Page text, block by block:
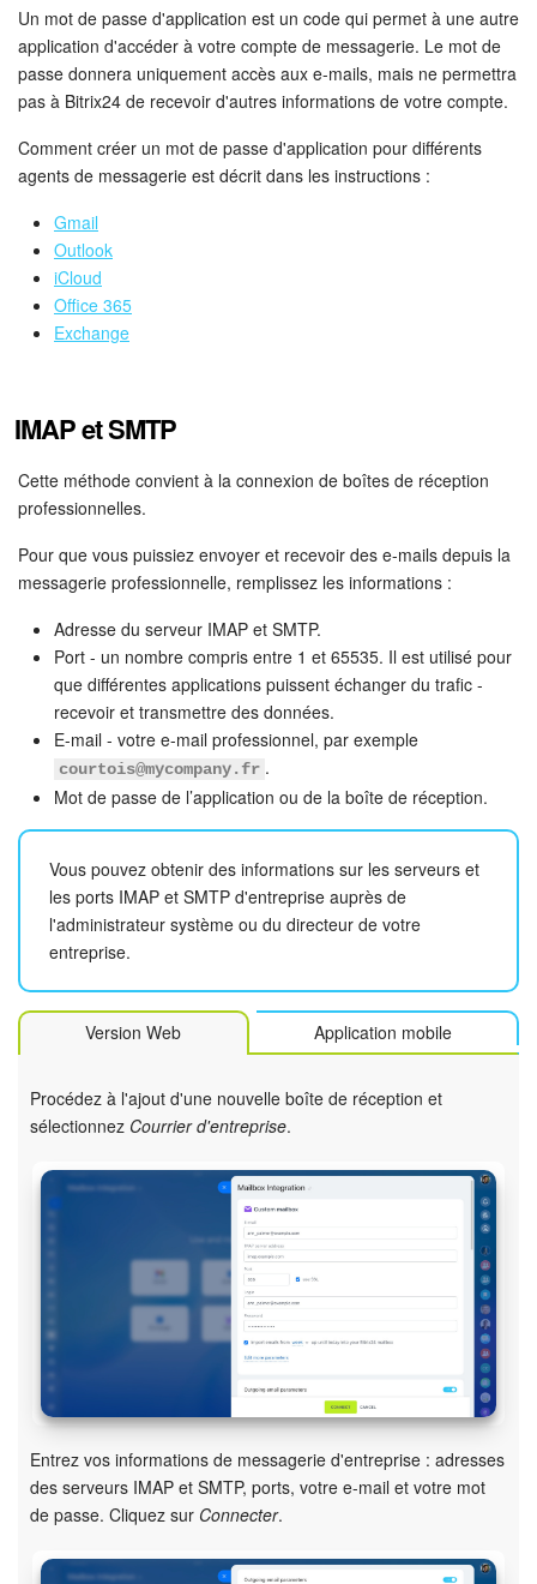
Un mot de passe d'application est un code qui permet à une autre
application d'accéder à votre compte de messagerie. Le mot de
passe donnera uniquement accès aux e-mails, mais ne permettra
pas à Bitrix24 de recevoir d'autres informations de votre compte.
Comment créer un mot de passe d'application pour différents
agents de messagerie est décrit dans les instructions :
Gmail
Outlook
iCloud
Office 365
Exchange
IMAP et SMTP
Cette méthode convient à la connexion de boîtes de réception
professionnelles.
Pour que vous puissiez envoyer et recevoir des e-mails depuis la
messagerie professionnelle, remplissez les informations :
Adresse du serveur IMAP et SMTP.
Port - un nombre compris entre 1 et 65535. Il est utilisé pour
que différentes applications puissent échanger du trafic -
recevoir et transmettre des données.
E-mail - votre e-mail professionnel, par exemple
courtois@mycompany.fr .
Mot de passe de l’application ou de la boîte de réception.
Vous pouvez obtenir des informations sur les serveurs et
les ports IMAP et SMTP d'entreprise auprès de
l'administrateur système ou du directeur de votre
entreprise.
Version Web Application mobile
Procédez à l'ajout d'une nouvelle boîte de réception et
sélectionnez Courrier d'entreprise.
Entrez vos informations de messagerie d'entreprise : adresses
des serveurs IMAP et SMTP, ports, votre e-mail et votre mot
de passe. Cliquez sur Connecter.